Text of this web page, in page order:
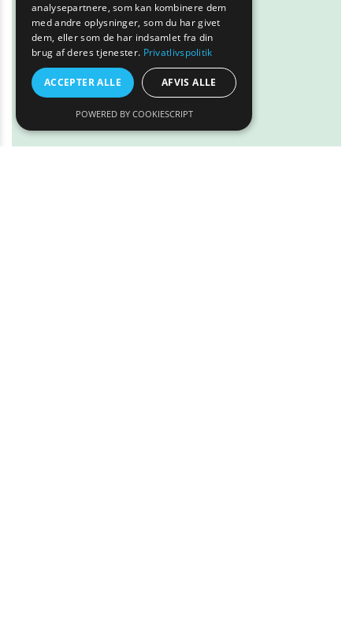
analysepartnere, som kan kombinere dem
med andre oplysninger, som du har givet
dem, eller som de har indsamlet fra din
brug af deres tjenester. Privatlivspolitik
ACCEPTER ALLE AFVIS ALLE
POWERED BY COOKIESCRIPT